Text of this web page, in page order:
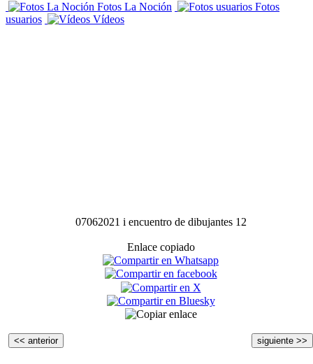
Fotos La Noción
Fotos
usuarios
Vídeos
07062021 i encuentro de dibujantes 12
Enlace copiado
<< anterior siguiente >>